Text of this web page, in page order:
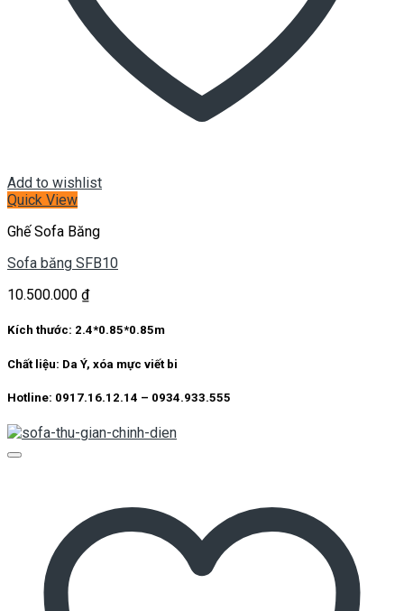
Add to wishlist
Quick View
Ghế Sofa Băng
Sofa băng SFB10
10.500.000 ₫
Kích thước: 2.4*0.85*0.85m
Chất liệu: Da Ý, xóa mực viết bi
Hotline: 0917.16.12.14 – 0934.933.555